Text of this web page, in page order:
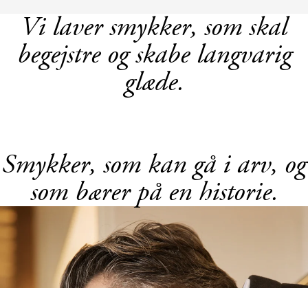
Vi laver smykker, som skal
begejstre og skabe langvarig
glæde.
Smykker, som kan gå i arv, og
som bærer på en historie.